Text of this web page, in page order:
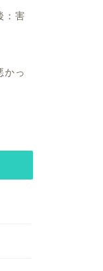
：害
かっ